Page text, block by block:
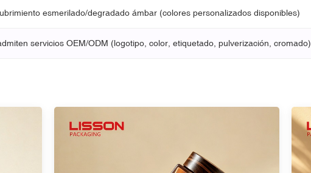
esmerilado/degradado ámbar (colores personalizados disponibles)
servicios OEM/ODM (logotipo, color, etiquetado, pulverización, cromado).